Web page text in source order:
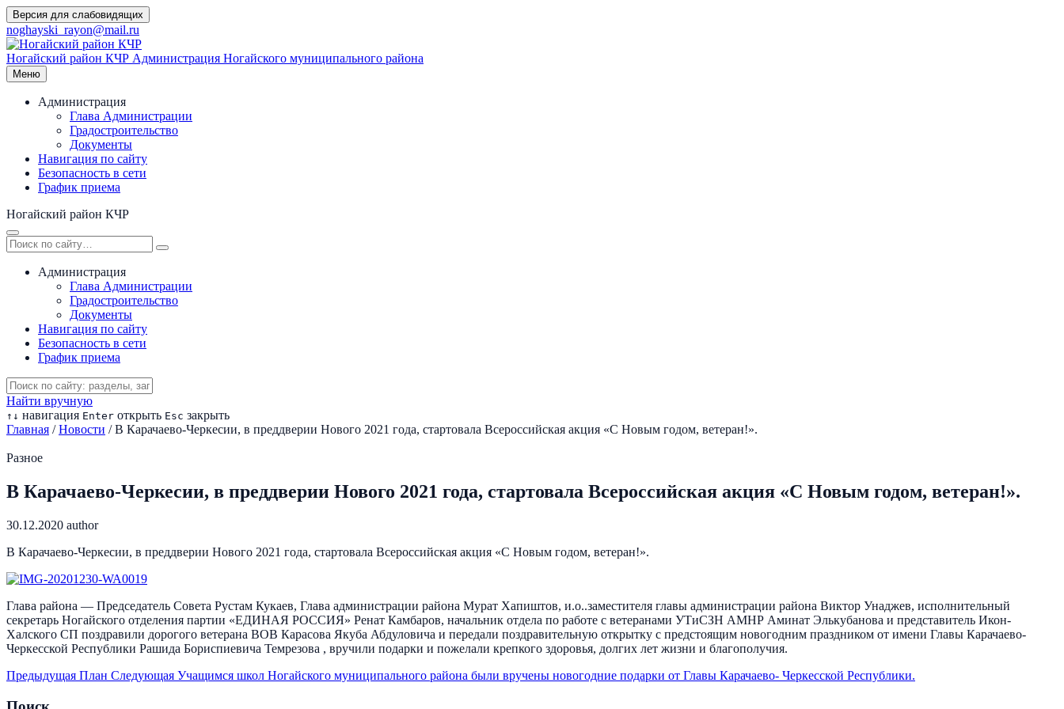
Перейти
к
содержимому
Версия для слабовидящих
noghayski_rayon@mail.ru
Ногайский район КЧР Администрация Ногайского муниципального района
Меню
Администрация
Глава Администрации
Градостроительство
Документы
Навигация по сайту
Безопасность в сети
График приема
Ногайский район КЧР
Администрация
Глава Администрации
Градостроительство
Документы
Навигация по сайту
Безопасность в сети
График приема
Найти вручную
↑ ↓ навигация Enter открыть Esc закрыть
Главная / Новости / В Карачаево-Черкесии, в преддверии Нового 2021 года, стартовала Всероссийская акция «С Новым годом, ветеран!».
Разное
В Карачаево-Черкесии, в преддверии Нового 2021 года, стартовала Всероссийская акция «С Новым годом, ветеран!».
30.12.2020 author
В Карачаево-Черкесии, в преддверии Нового 2021 года, стартовала Всероссийская акция «С Новым годом, ветеран!».
Глава района — Председатель Совета Рустам Кукаев, Глава администрации района Мурат Хапиштов, и.о..заместителя главы администрации района Виктор Унаджев, исполнительный
секретарь Ногайского отделения партии «ЕДИНАЯ РОССИЯ» Ренат Камбаров, начальник отдела по работе с ветеранами УТиСЗН АМНР Аминат Элькубанова и представитель Икон-
Халского СП поздравили дорогого ветерана ВОВ Карасова Якуба Абдуловича и передали поздравительную открытку с предстоящим новогодним праздником от имени Главы Карачаево-
Черкесской Республики Рашида Бориспиевича Темрезова , вручили подарки и пожелали крепкого здоровья, долгих лет жизни и благополучия.
Предыдущая План Следующая Учащимся школ Ногайского муниципального района были вручены новогодние подарки от Главы Карачаево- Черкесской Республики.